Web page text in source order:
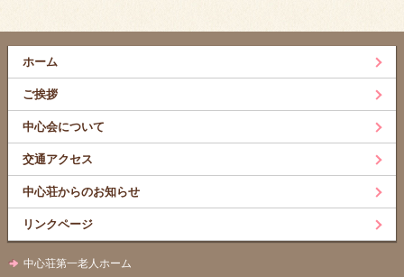
ホーム
ご挨拶
中心会について
交通アクセス
中心荘からのお知らせ
リンクページ
中心荘第一老人ホーム